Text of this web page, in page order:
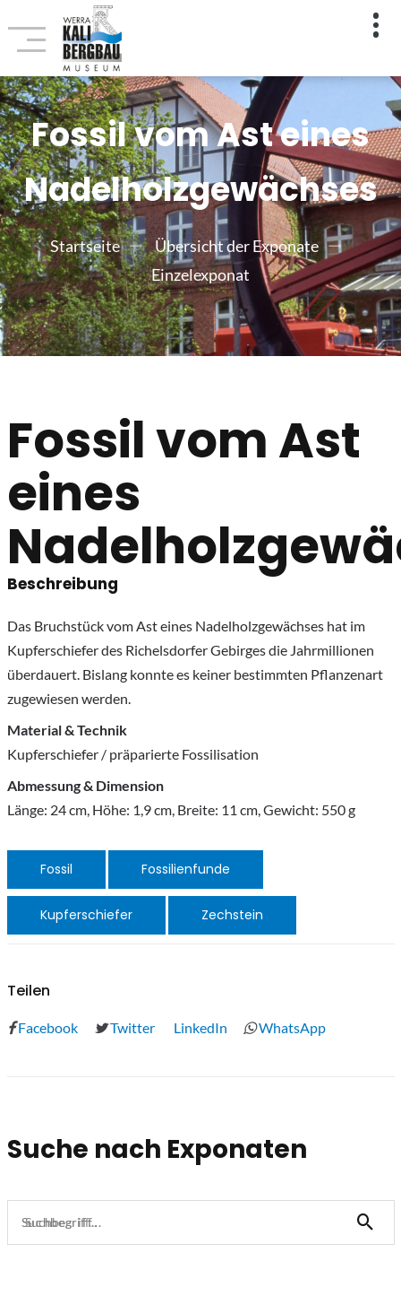
Fossil vom Ast eines
Nadelholzgewächses
Startseite
Übersicht der Exponate
Einzelexponat
Fossil vom Ast
eines
Beschreibung
Das Bruchstück vom Ast eines Nadelholzgewächses hat im
Kupferschiefer des Richelsdorfer Gebirges die Jahrmillionen
überdauert. Bislang konnte es keiner bestimmten Pflanzenart
zugewiesen werden.
Material & Technik
Kupferschiefer / präparierte Fossilisation
Abmessung & Dimension
Länge: 24 cm, Höhe: 1,9 cm, Breite: 11 cm, Gewicht: 550 g
Fossil Fossilienfunde
Kupferschiefer Zechstein
Teilen
Facebook Twitter LinkedIn WhatsApp
Suche nach Exponaten
Suchbegriff...